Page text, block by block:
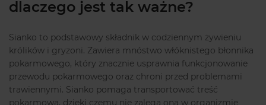
dlaczego jest tak ważne?
Sianko to podstawowy składnik w codziennym żywieniu
królików i gryzoni. Zawiera mnóstwo włóknistego błonnika
pokarmowego, który znacznie usprawnia funkcjonowanie
przewodu pokarmowego oraz chroni przed problemami
trawiennymi. Sianko pomaga transportować treść
pokarmową, dzięki czemu nie zalega ona w organizmie